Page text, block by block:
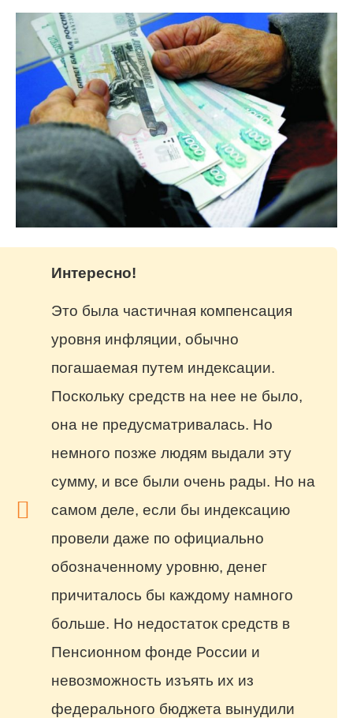
Интересно!
Это была частичная компенсация
уровня инфляции, обычно
погашаемая путем индексации.
Поскольку средств на нее не было,
она не предусматривалась. Но
немного позже людям выдали эту
сумму, и все были очень рады. Но на
самом деле, если бы индексацию
провели даже по официально
обозначенному уровню, денег
причиталось бы каждому намного
больше. Но недостаток средств в
Пенсионном фонде России и
невозможность изъять их из
федерального бюджета вынудили